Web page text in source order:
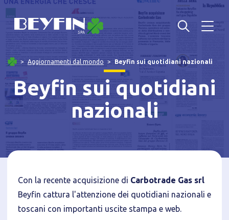
Aggiornamenti dal mondo Beyfin sui quotidiani nazionali
Beyfin sui quotidiani
nazionali
Con la recente acquisizione di Carbotrade Gas srl
Beyfin cattura l'attenzione dei quotidiani nazionali e
toscani con importanti uscite stampa e web.
Informativa breve Cookie